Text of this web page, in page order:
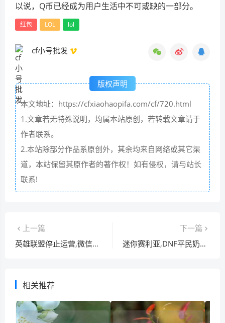
以说，Q币已经成为用户生活中不可或缺的一部分。
红包 LOL lol
cf小号批发
版权声明
本文地址：https://cfxiaohaopifa.com/cf/720.html
1.文章若无特殊说明，均属本站原创，若转载文章请于
作者联系。
2.本站除部分作品系原创外，其余均来自网络或其它渠
道，本站保留其原作者的著作权！如有侵权，请与站长
联系!
上一篇
英雄联盟停止运营,微信70的后台始终在运行
下一篇
迷你赛利亚,DNF平民奶妈3000智力怎么堆
相关推荐